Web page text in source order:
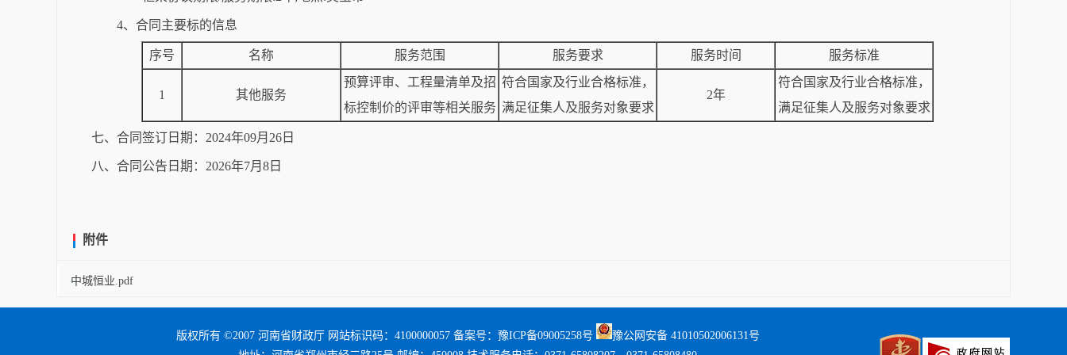
4、合同主要标的信息
序号 名称 服务范围 服务要求 服务时间 服务标准
1 其他服务
预算评审、工程量清单及招
标控制价的评审等相关服务
符合国家及行业合格标准，
满足征集人及服务对象要求
2年
符合国家及行业合格标准，
满足征集人及服务对象要求
七、合同签订日期：2024年09月26日
八、合同公告日期：2026年7月8日
附件
中城恒业.pdf
版权所有 ©2007 河南省财政厅 网站标识码：4100000057 备案号： 豫ICP备09005258号
豫公网安备 41010502006131号